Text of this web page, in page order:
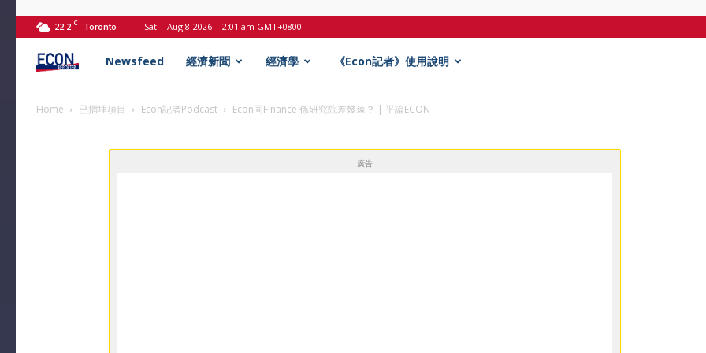
22.2 C Toronto Sat | Aug 8-2026 | 2:01 am GMT+0800
Econ
記
Newsfeed 經濟新聞 經濟學 《Econ記者》使用說明
Home 已摺埋項目 Econ記者Podcast Econ同Finance 係研究院差幾遠？ | 平論ECON
廣告